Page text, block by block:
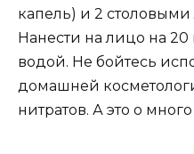
капель) и 2
Нанести на лицо на
водой. Не бойтесь
домашней
нитратов. А это о